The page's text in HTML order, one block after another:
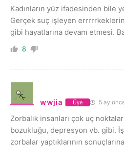
Kadınların yüz ifadesinden bile
Gerçek suç işleyen
gibi hayatlarına devam etmesi.
8
wwjia Üye 5 ay
Zorbalık insanları çok uç
bozukluğu, depresyon vb. gibi.
zorbalar yaptıklarının